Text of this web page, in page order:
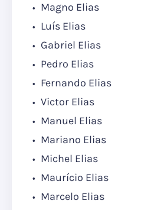
Magno Elias
Luís Elias
Gabriel Elias
Pedro Elias
Fernando Elias
Victor Elias
Manuel Elias
Mariano Elias
Michel Elias
Maurício Elias
Marcelo Elias